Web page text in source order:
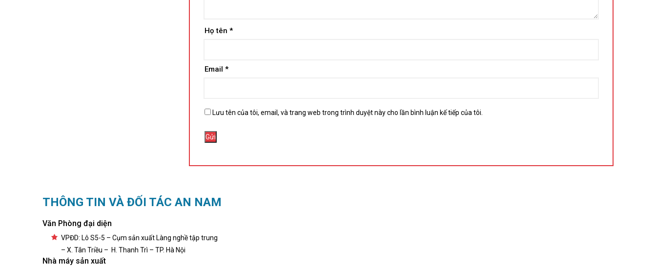
Họ tên *
Email *
Lưu tên của tôi, email, và trang web trong trình duyệt này cho lần bình luận kế tiếp của tôi.
THÔNG TIN VÀ ĐỐI TÁC AN NAM
Văn Phòng đại diện
VPĐD: Lô S5-5 – Cụm sản xuất Làng nghề tập trung
– X. Tân Triều – H. Thanh Trì – TP. Hà Nội
Nhà máy sản xuất